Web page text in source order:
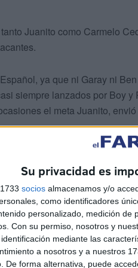
Su privacidad es
socios almacenamos y/o
como identificadores
personalizado, medición
Con su permiso, nosotros y
mediante las
a nosotros y a nuestros
De forma alternativa, puede
Juanito como Carmelo
ya que ni Garay ni
siempre lanzados por Boy y
el meta Juanito,
mundiales como es Alfredo
cinco partidos de liga.
todos completos y
20 de Noviembre de 1966,